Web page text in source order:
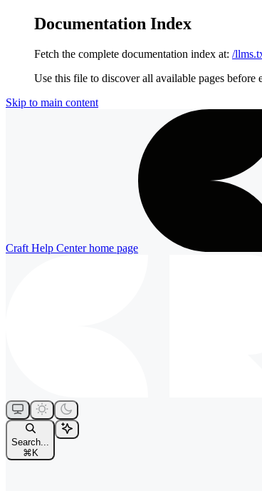
Documentation Index
Fetch the complete documentation index at: /
Use this file to discover all available pages before
Skip to main content
Craft Help Centerhome page
Search...
⌘ K